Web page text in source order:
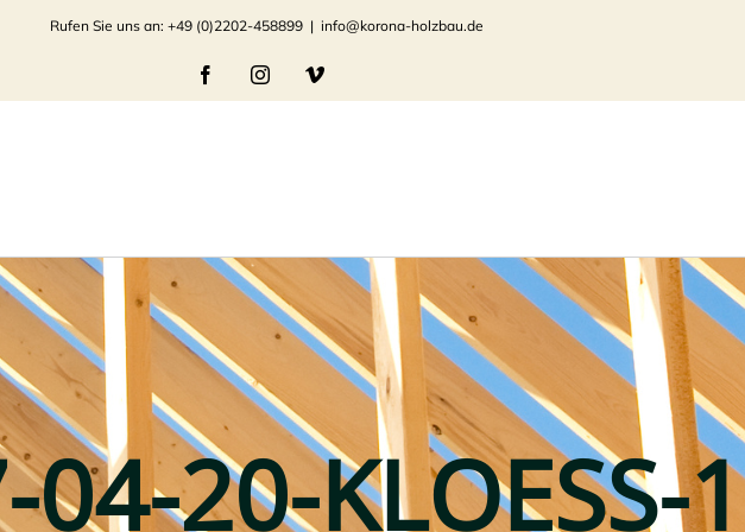
Rufen Sie uns an: +49 (0)2202-458899 | info@korona-holzbau.de
FacebookInstagramVimeo
20-KLOESS-1